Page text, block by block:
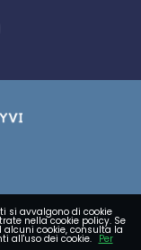
si avvalgono di cookie
nella cookie policy. Se
cookie, consulta la
all'uso dei cookie. Per